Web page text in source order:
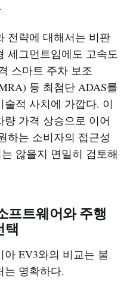
전략에 대해서는 비판
세그먼트임에도 고속도
스마트 주차 보조
등 최첨단 ADAS를
적 사치에 가깝다. 이
가격 상승으로 이어
하는 소비자의 접근성
않을지 면밀히 검토해
프트웨어와 주행
택
EV3와의 비교는 불
는 명확하다.